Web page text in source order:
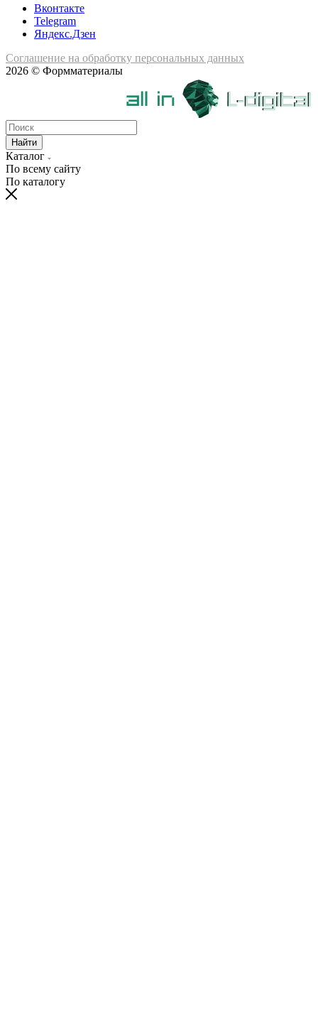
Вконтакте
Telegram
Яндекс.Дзен
Соглашение на обработку персональных данных
2026 © Формматериалы
Найти
Каталог
По всему сайту
По каталогу